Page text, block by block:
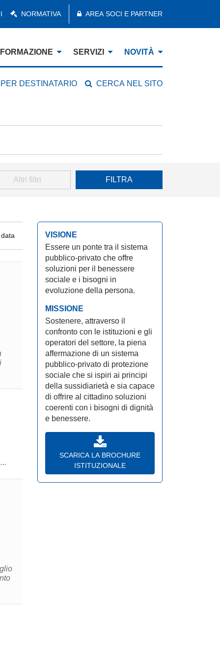
NORMATIVA AREA SOCI E PARTNER
FORMAZIONE SERVIZI NOVITÀ
DESTINATARIO CERCA NEL SITO
Altri filtri FILTRA
VISIONE
Essere un ponte tra il sistema
pubblico-privato che offre
soluzioni per il benessere
sociale e i bisogni in
evoluzione della persona.
MISSIONE
Sostenere, attraverso il
confronto con le istituzioni e gli
operatori del settore, la piena
affermazione di un sistema
pubblico-privato di protezione
sociale che si ispiri ai principi
della sussidiarietà e sia capace
di offrire al cittadino soluzioni
coerenti con i bisogni di dignità
e benessere.
SCARICA LA BROCHURE
ISTITUZIONALE